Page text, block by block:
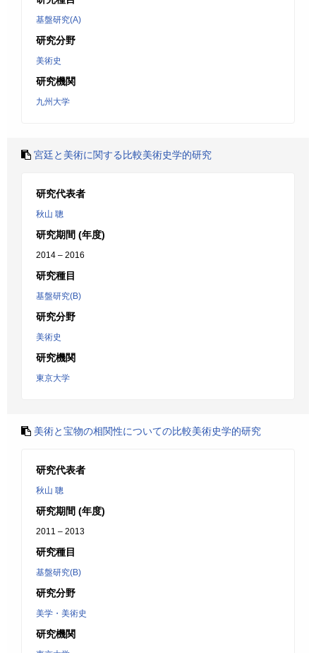
基盤研究(A)
研究分野
美術史
研究機関
九州大学
宮廷と美術に関する比較美術史学的研究
研究代表者
秋山 聰
研究期間 (年度)
2014 – 2016
研究種目
基盤研究(B)
研究分野
美術史
研究機関
東京大学
美術と宝物の相関性についての比較美術史学的研究
研究代表者
秋山 聰
研究期間 (年度)
2011 – 2013
研究種目
基盤研究(B)
研究分野
美学・美術史
研究機関